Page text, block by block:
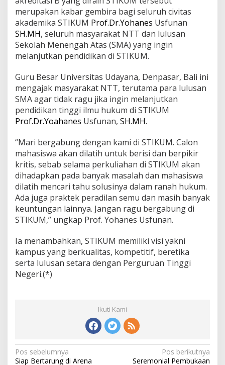
merupakan kabar gembira bagi seluruh civitas
akademika STIKUM Prof.Dr.Yohanes Usfunan
SH.MH, seluruh masyarakat NTT dan lulusan
Sekolah Menengah Atas (SMA) yang ingin
melanjutkan pendidikan di STIKUM.
Guru Besar Universitas Udayana, Denpasar, Bali ini
mengajak masyarakat NTT, terutama para lulusan
SMA agar tidak ragu jika ingin melanjutkan
pendidikan tinggi ilmu hukum di STIKUM
Prof.Dr.Yoahanes Usfunan, SH.MH.
“Mari bergabung dengan kami di STIKUM. Calon
mahasiswa akan dilatih untuk berisi dan berpikir
kritis, sebab selama perkuliahan di STIKUM akan
dihadapkan pada banyak masalah dan mahasiswa
dilatih mencari tahu solusinya dalam ranah hukum.
Ada juga praktek peradilan semu dan masih banyak
keuntungan lainnya. Jangan ragu bergabung di
STIKUM,” ungkap Prof. Yohanes Usfunan.
Ia menambahkan, STIKUM memiliki visi yakni
kampus yang berkualitas, kompetitif, beretika
serta lulusan setara dengan Perguruan Tinggi
Negeri.(*)
Ikuti Kami
N
Pos sebelumnya
Siap Bertarung di Arena
Pos berikutnya
Seremonial Pembukaan